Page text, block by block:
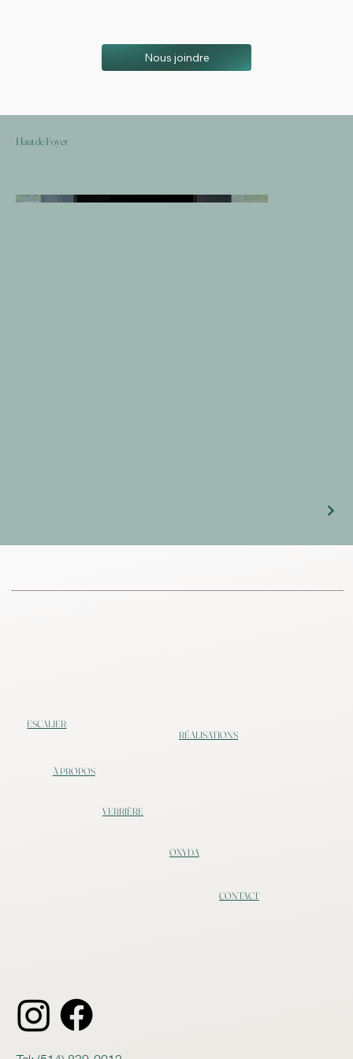
Nous joindre
Haut de Foyer
RÉALISATIONS
ESCALIER
VERRIÈRE
OXYDA
CONTACT
À PROPOS